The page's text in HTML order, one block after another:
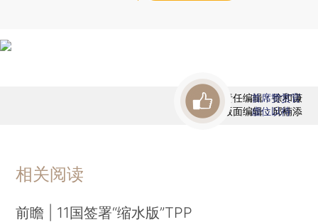
责任编辑：徐和谦
版面编辑：邱楠添
首席赞赏官
虚位以待
相关阅读
前瞻 | 11国签署“缩水版”TPP